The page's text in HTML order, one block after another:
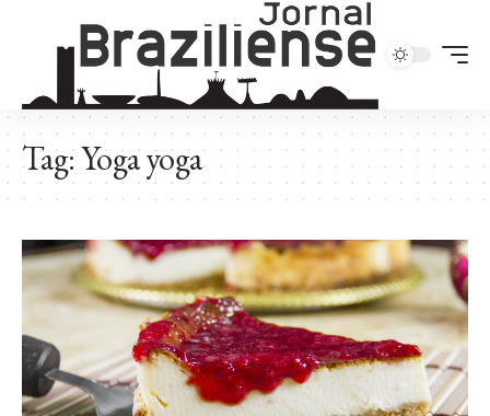
Tag:Yoga yoga